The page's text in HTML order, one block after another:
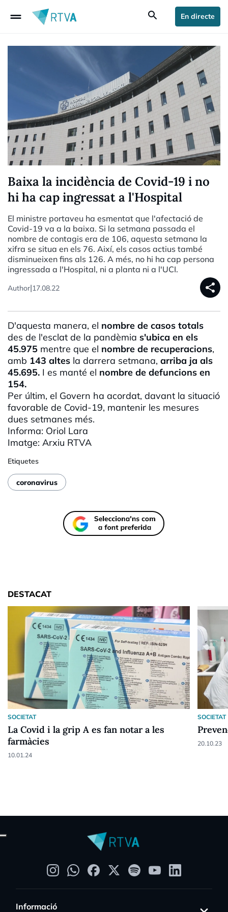
drag_handle search En directe
Baixa la incidència de Covid-19 i no
hi ha cap ingressat a l'Hospital
El ministre portaveu ha esmentat que l'afectació de
Covid-19 va a la baixa. Si la setmana passada el
nombre de contagis era de 106, aquesta setmana la
xifra se situa en els 76. Així, els casos actius també
disminueixen fins als 126. A més, no hi ha cap persona
ingressada a l'Hospital, ni a planta ni a l'UCI.
Author|17.08.22 share
D'aquesta manera, el nombre de casos totals
des de l'esclat de la pandèmia s'ubica en els
45.975 mentre que el nombre de recuperacions,
amb 143 altes la darrera setmana, arriba ja als
45.695. I es manté el nombre de defuncions en
154.
Per últim, el Govern ha acordat, davant la situació
favorable de Covid-19, mantenir les mesures
dues setmanes més.
Informa: Oriol Lara
Imatge: Arxiu RTVA
Etiquetes
coronavirus
DESTACAT
SOCIETAT
La Covid i la grip A es fan notar a les
farmàcies
10.01.24
SOCIETAT
20.10.23
Informació